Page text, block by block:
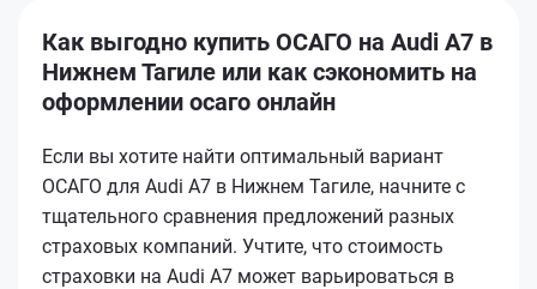
Как выгодно купить ОСАГО на Audi A7 в
Нижнем Тагиле или как сэкономить на
оформлении осаго онлайн
Если вы хотите найти оптимальный вариант
ОСАГО для Audi A7 в Нижнем Тагиле, начните с
тщательного сравнения предложений разных
страховых компаний. Учтите, что стоимость
страховки на Audi A7 может варьироваться в